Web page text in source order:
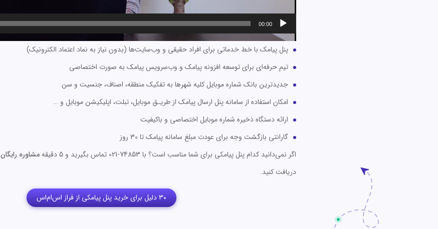
00:00
پنل پیامک با خط خدماتی برای افراد حقیقی و وب‌سایت‌ها (بدون نیاز به نماد اعتماد الکترونیک)
تیم حرفه‌ای برای توسعه افزونه پیامک و وب‌سرویس پیامک به صورت اختصاصی
جدیدترین بانک شماره موبایل کلیه شهرها به تفکیک منطقه، اصناف، جنسیت و سن
امکان استفاده از سامانه پنل ارسال پیامک از طریـق موبایل، تبلت، اپلیکیشن موبایل و …
ارائه دستگاه ذخیره شماره موبایل اختصاصی و باکیفیت
گارانتی بازگشت وجه برای عودت مبلغ سامانه پیامک تا 30 روز
اگر نمی‌دانید کدام پنل پیامکی برای شما مناسب است؟ با 74853-021 تماس بگیرید و 5 دقیقه
مشاوره رایگان
دریافت کنید.
30 دلیل برای خرید پنل پیامکی از فراز اس‌ام‌اس